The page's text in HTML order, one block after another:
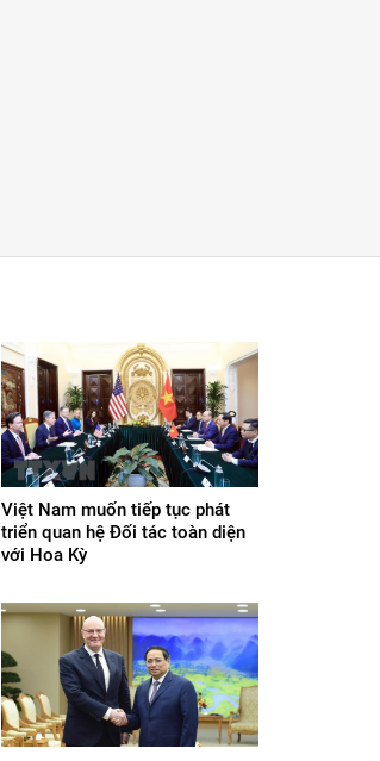
Việt Nam muốn tiếp tục phát
triển quan hệ Đối tác toàn diện
với Hoa Kỳ